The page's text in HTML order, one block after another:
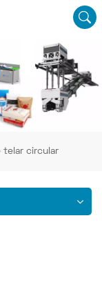
telar circular